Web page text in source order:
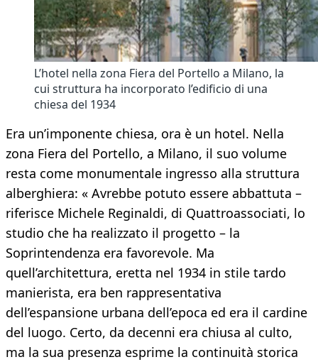
L’hotel nella zona Fiera del Portello a Milano, la
cui struttura ha incorporato l’edificio di una
chiesa del 1934
Era un’imponente chiesa, ora è un hotel. Nella
zona Fiera del Portello, a Milano, il suo volume
resta come monumentale ingresso alla struttura
alberghiera: « Avrebbe potuto essere abbattuta –
riferisce Michele Reginaldi, di Quattroassociati, lo
studio che ha realizzato il progetto – la
Soprintendenza era favorevole. Ma
quell’architettura, eretta nel 1934 in stile tardo
manierista, era ben rappresentativa
dell’espansione urbana dell’epoca ed era il cardine
del luogo. Certo, da decenni era chiusa al culto,
ma la sua presenza esprime la continuità storica